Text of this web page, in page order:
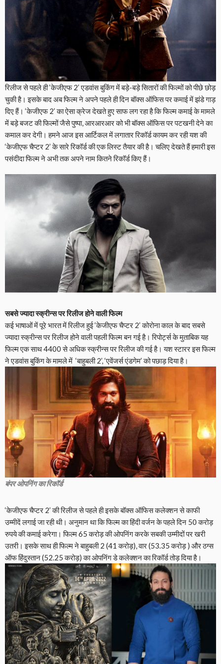
रिलीज से पहले ही ‘केजीएफ 2’ एडवांस बुकिंग में बड़े-बड़े सितारों की फिल्मों को पीछे छोड़
चुकी है। इसके बाद अब फिल्म ने अपने पहले ही दिन बॉक्स ऑफिस पर कमाई में झंडे गाड़
दिए हैं। ‘केजीएफ 2’ का ऐसा क्रेज देखते हुए साफ लग रहा है कि फिल्म कमाई के मामले
में बड़े बजट की फिल्मों जैसे पुष्पा, आरआरआर को भी बॉक्स ऑफिस पर पटखनी देने का
कमाल कर देगी। हमने आज इस आर्टिकल में लगातार रिकॉर्ड कायम कर रही यश की
‘केजीएफ चैप्टर 2’ के सारे रिकॉर्ड की एक लिस्ट तैयार की है। चलिए देखते हैं हमारी इस
पसंदीदा फिल्म ने अभी तक अपने नाम कितने रिकॉर्ड किए हैं।
सबसे ज्यादा स्क्रीन्स पर रिलीज होने वाली फिल्म
कई भाषाओं में पूरे भारत में रिलीज हुई ‘केजीएफ चैप्टर 2’ कोरोना काल के बाद सबसे
ज्यादा स्क्रीन्स पर रिलीज होने वाली पहली फिल्म बन गई है। रिपोर्ट्स के मुताबिक यह
फिल्म एक साथ 4400 से अधिक स्क्रीन्स पर रिलीज की गई है। यश स्टारर इस फिल्म
ने एडवांस बुकिंग के मामले में ‘बाहुबली 2’, ‘एवेंजर्स एंडगेम’ को पछाड़ दिया है।
बंपर ओपनिंग का रिकॉर्ड
‘केजीएफ चैप्टर 2’ की रिलीज से पहले ही इसके बॉक्स ऑफिस कलेक्शन से काफी
उम्मीदें लगाई जा रही थी। अनुमान था कि फिल्म का हिंदी वर्जन के पहले दिन 50 करोड़
रुपये की कमाई करेगा। फिल्म 65 करोड़ की ओपनिंग करके सबकी उम्मीदों पर खरी
उतरी। इसके साथ ही फिल्म ने बाहुबली 2 (41 करोड़), वार (53.35 करोड़ ) और ठग्स
ऑफ हिंदुस्तान (52.25 करोड़) का ओपनिंग डे कलेक्शन का रिकॉर्ड तोड़ दिया है।